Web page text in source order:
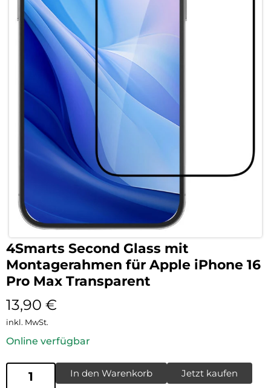
4Smarts Second Glass mit
Montagerahmen für Apple iPhone 16
Pro Max Transparent
13,90 €
inkl. MwSt.
Online verfügbar
In den Warenkorb Jetzt kaufen